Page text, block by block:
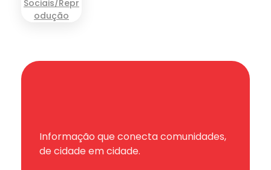
Informação que conecta comunidades,
de cidade em cidade.